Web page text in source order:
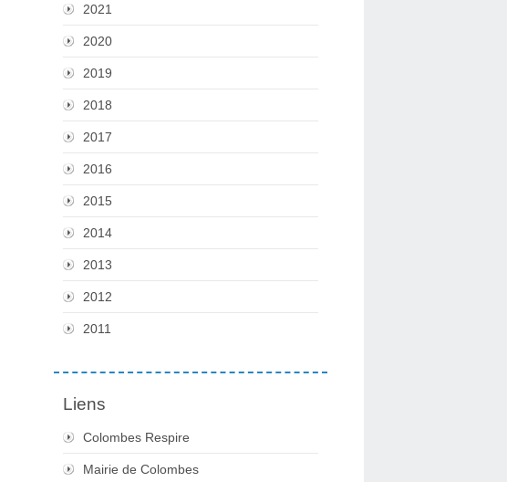
2021
2020
2019
2018
2017
2016
2015
2014
2013
2012
2011
Liens
Colombes Respire
Mairie de Colombes